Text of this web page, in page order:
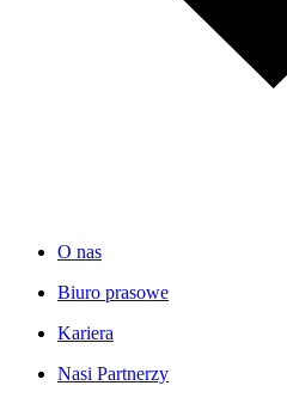
O nas
Biuro prasowe
Kariera
Nasi Partnerzy